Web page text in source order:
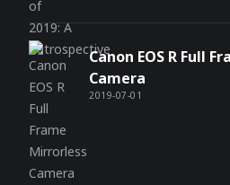
2019-07-01
Canon EOS R Full
Camera